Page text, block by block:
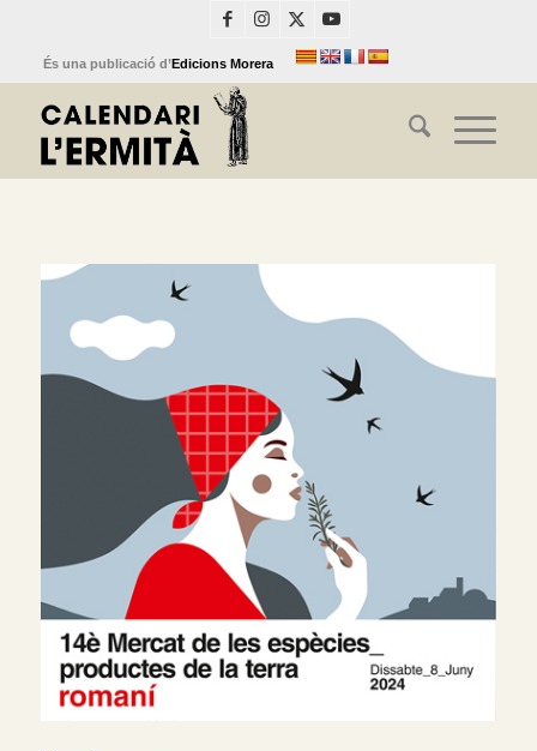
És una publicació d’Edicions Morera